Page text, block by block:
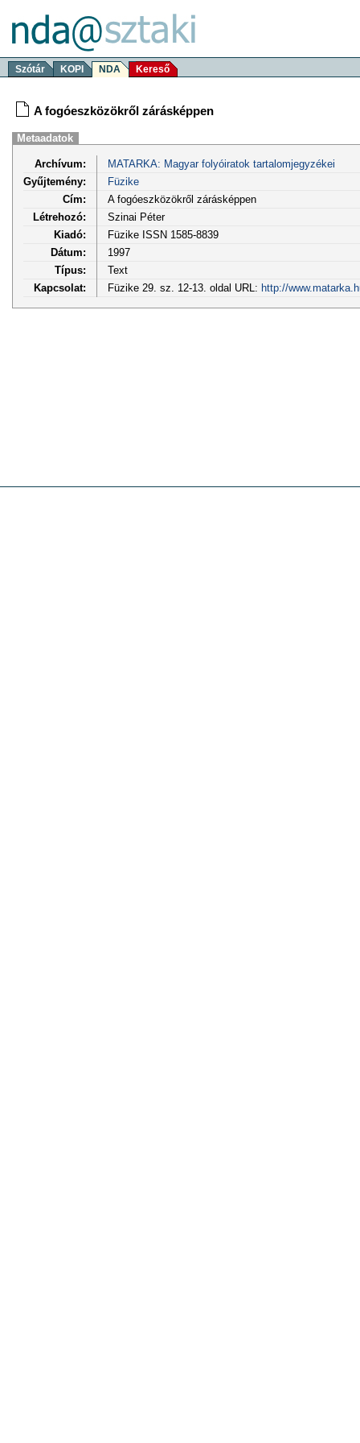
Szótár KOPI NDA Kereső
A fogóeszközökről zárásképpen
Metaadatok
Archívum:
MATARKA: Magyar folyóiratok tartalomjegyzékei
Gyűjtemény:
Füzike
Cím:
A fogóeszközökről zárásképpen
Létrehozó:
Szinai Péter
Kiadó:
Füzike ISSN 1585-8839
Dátum:
1997
Típus:
Text
Kapcsolat:
Füzike 29. sz. 12-13. oldal URL: http://